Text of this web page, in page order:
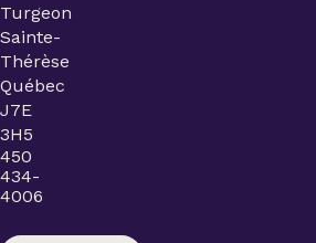
Turgeon
Sainte-
Thérèse
Québec
J7E
3H5
450
434-
4006